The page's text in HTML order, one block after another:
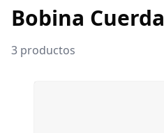
Bobina Cuerda
3 productos